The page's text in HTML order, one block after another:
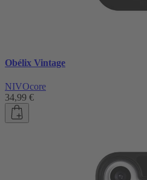
Obélix Vintage
NIVOcore
34,99 €